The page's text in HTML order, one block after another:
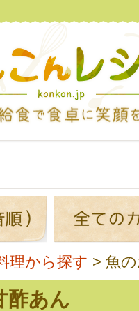
理から探す > 魚
酢あん